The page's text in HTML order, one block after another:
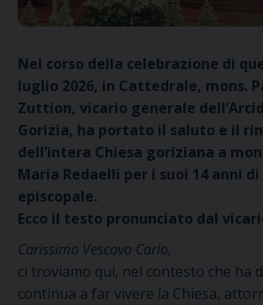
Nel corso della celebrazione di
luglio 2026, in Cattedrale, mons.
Zuttion, vicario generale
Gorizia, ha portato il saluto e il
dell’intera Chiesa goriziana a
Maria Redaelli per i suoi 14 anni
episcopale.
Ecco il testo pronunciato dal
Carissimo Vescovo Carlo,
ci troviamo qui, nel contesto che ha
continua a far vivere la Chiesa,